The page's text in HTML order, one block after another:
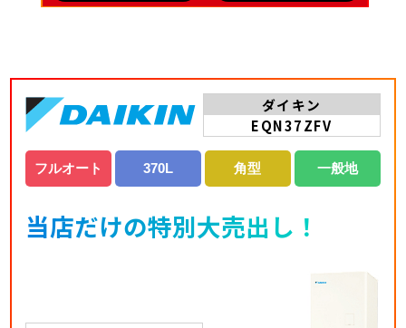
ダイキン
EQN37ZFV
フルオート 370L 角型 一般地
当店だけの特別大売出し！